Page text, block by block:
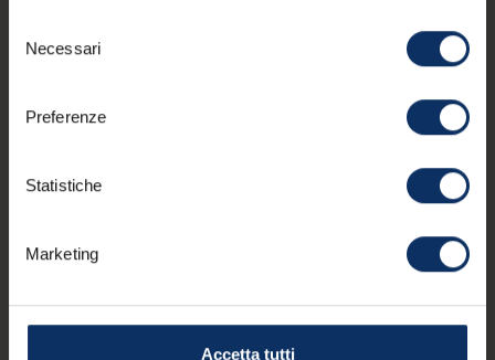
delNecessari
Preferenze
Statistiche
Marketing
Accetta tutti